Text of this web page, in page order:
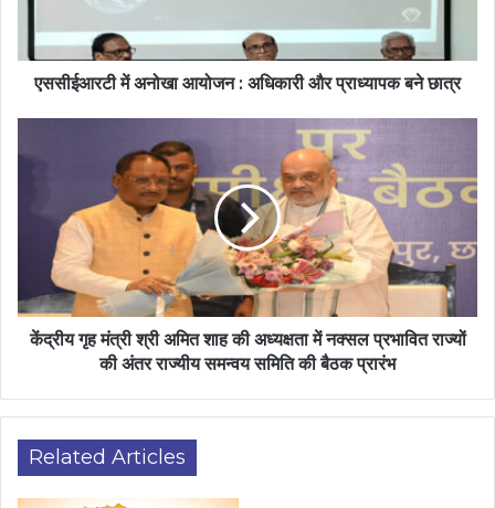
एससीईआरटी में अनोखा आयोजन : अधिकारी और प्राध्यापक बने छात्र
केंद्रीय गृह मंत्री श्री अमित शाह की अध्यक्षता में नक्सल प्रभावित राज्यों
की अंतर राज्यीय समन्वय समिति की बैठक प्रारंभ
Related Articles